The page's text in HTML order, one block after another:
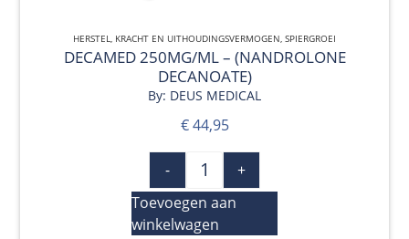
QUICK VIEW
HERSTEL KRACHT EN UITHOUDINGSVERMOGEN SPIERGROEI
DECAMED 250MG/ML – (NANDROLONE
DECANOATE)
By: DEUS MEDICAL
€44,95
-
+
Toevoegen aan
winkelwagen